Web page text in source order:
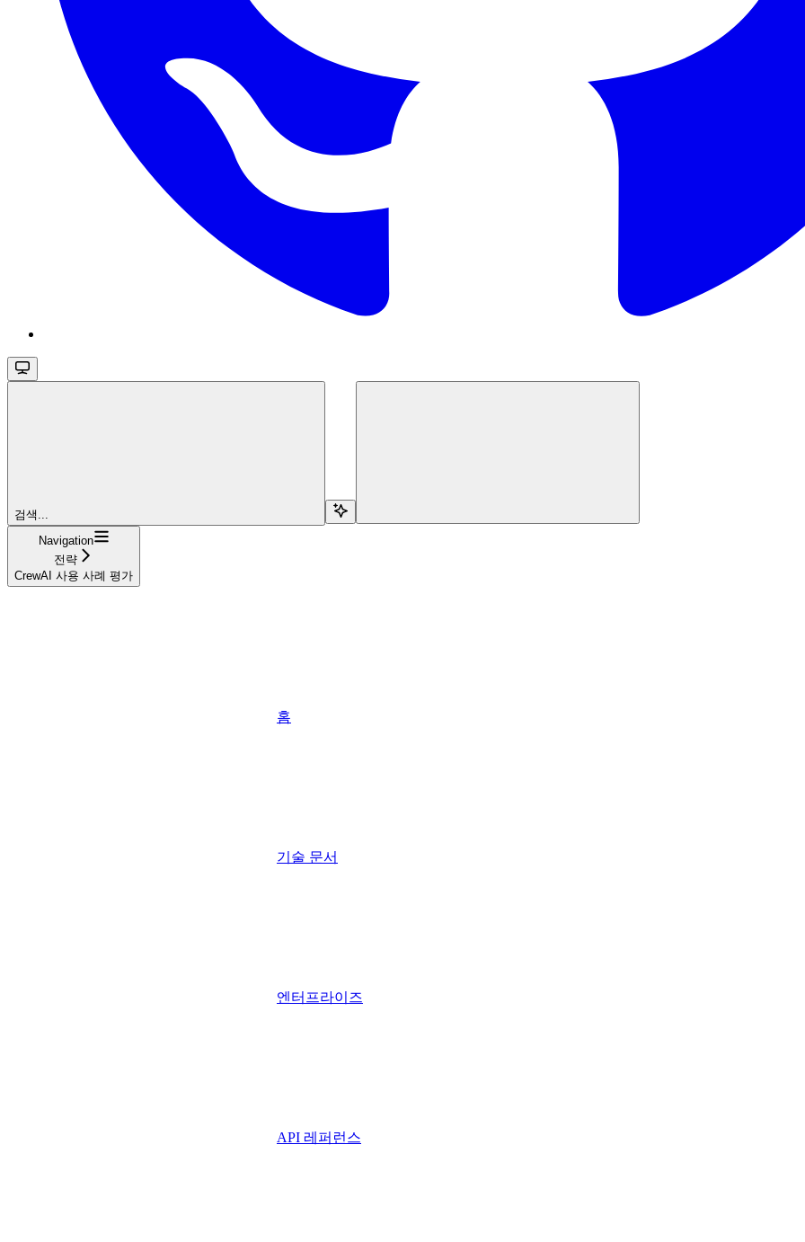
검색...
Navigation
전략
CrewAI 사용 사례 평가
홈
기술 문서
엔터프라이즈
API 레퍼런스